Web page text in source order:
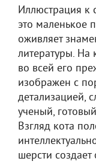
Иллюстрация к
это маленькое
оживляет
литературы. На
во всей его
изображен с
детализацией,
ученый,
Взгляд кота
шерсти